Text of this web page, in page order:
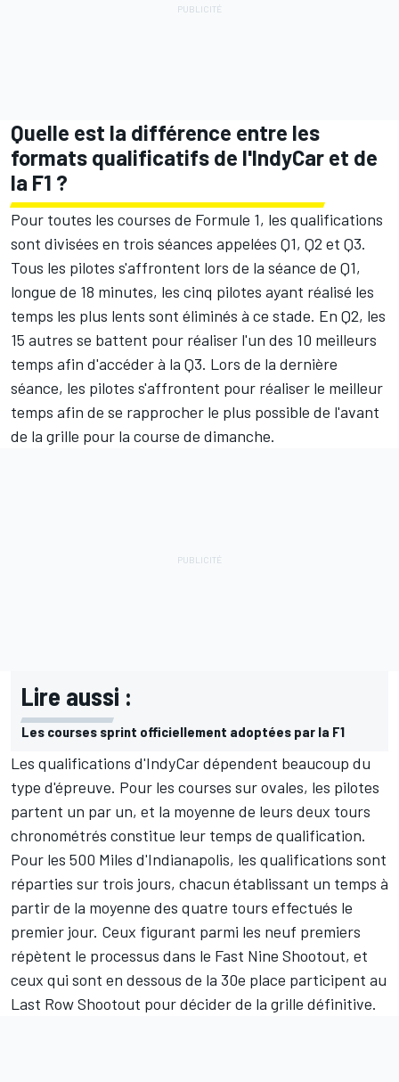
Quelle est la différence entre les
formats qualificatifs de l'IndyCar et de
la F1 ?
Pour toutes les courses de Formule 1, les qualifications
sont divisées en trois séances appelées Q1, Q2 et Q3.
Tous les pilotes s'affrontent lors de la séance de Q1,
longue de 18 minutes, les cinq pilotes ayant réalisé les
temps les plus lents sont éliminés à ce stade. En Q2, les
15 autres se battent pour réaliser l'un des 10 meilleurs
temps afin d'accéder à la Q3. Lors de la dernière
séance, les pilotes s'affrontent pour réaliser le meilleur
temps afin de se rapprocher le plus possible de l'avant
de la grille pour la course de dimanche.
Lire aussi :
Les courses sprint officiellement adoptées par la F1
Les qualifications d'IndyCar dépendent beaucoup du
type d'épreuve. Pour les courses sur ovales, les pilotes
partent un par un, et la moyenne de leurs deux tours
chronométrés constitue leur temps de qualification.
Pour les 500 Miles d'Indianapolis, les qualifications sont
réparties sur trois jours, chacun établissant un temps à
partir de la moyenne des quatre tours effectués le
premier jour. Ceux figurant parmi les neuf premiers
répètent le processus dans le Fast Nine Shootout, et
ceux qui sont en dessous de la 30e place participent au
Last Row Shootout pour décider de la grille définitive.